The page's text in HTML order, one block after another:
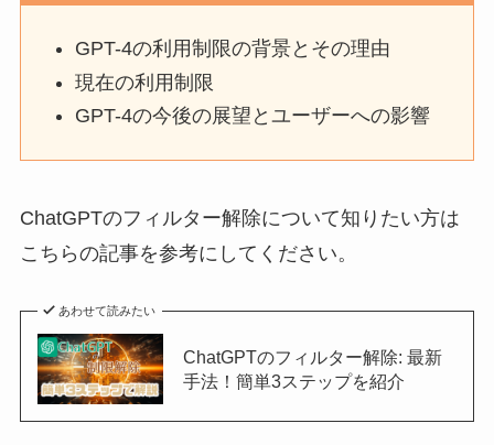
GPT-4の利用制限の背景とその理由
現在の利用制限
GPT-4の今後の展望とユーザーへの影響
ChatGPTのフィルター解除について知りたい方は
こちらの記事を参考にしてください。
あわせて読みたい
ChatGPTのフィルター解除: 最新
手法！簡単3ステップを紹介